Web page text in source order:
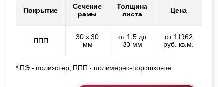
Покрытие
Сечение
рамы
Толщина
листа
Цена
ППП
30 х 30
мм
от 1,5 до
30 мм
от 11962
руб. кв.м.
* ПЭ - полиэстер, ППП - полимерно-порошковое